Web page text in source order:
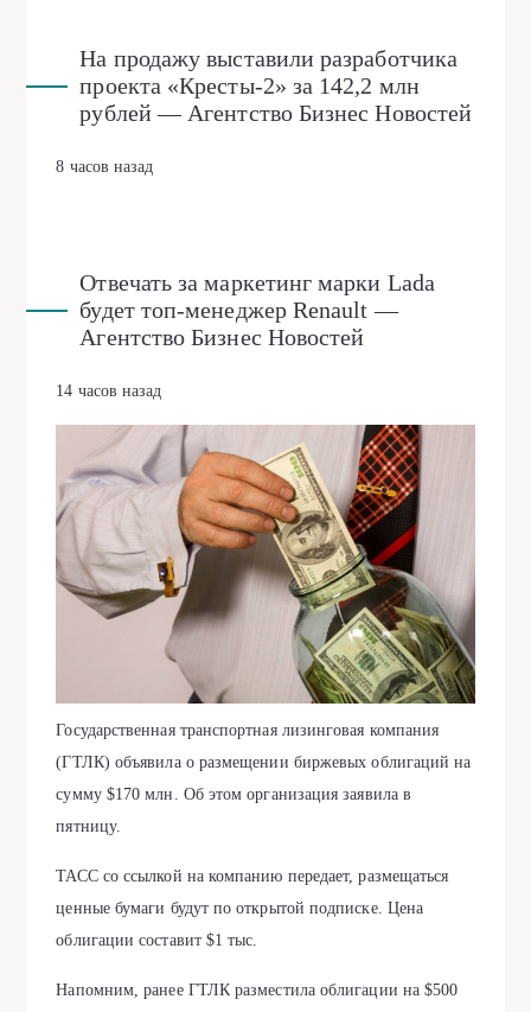
На продажу выставили разработчика
проекта «Кресты-2» за 142,2 млн
рублей — Агентство Бизнес Новостей
8 часов назад
Отвечать за маркетинг марки Lada
будет топ-менеджер Renault —
Агентство Бизнес Новостей
14 часов назад
Государственная транспортная лизинговая компания
(ГТЛК) объявила о размещении биржевых облигаций на
сумму $170 млн. Об этом организация заявила в
пятницу.
ТАСС со ссылкой на компанию передает, размещаться
ценные бумаги будут по открытой подписке. Цена
облигации составит $1 тыс.
Напомним, ранее ГТЛК разместила облигации на $500